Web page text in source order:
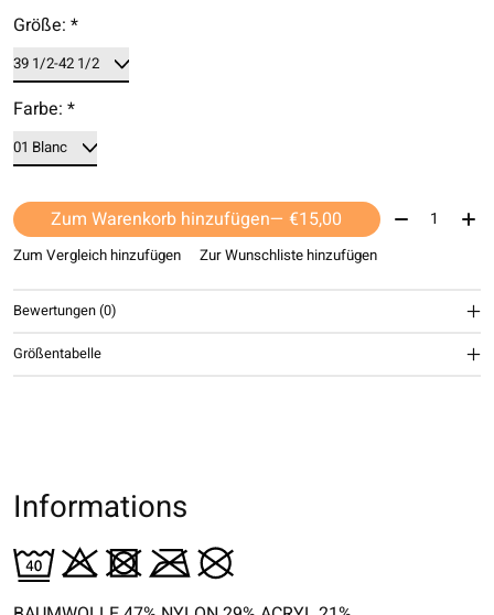
Größe: *
Farbe: *
Zum Warenkorb hinzufügen — €15,00 Menge:
Zum Vergleich hinzufügen Zur Wunschliste hinzufügen
Bewertungen (0)
Größentabelle
Informations